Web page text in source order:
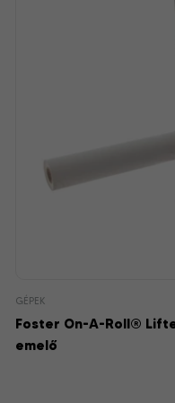
GÉPEK
Foster On-A-Roll®
emelő